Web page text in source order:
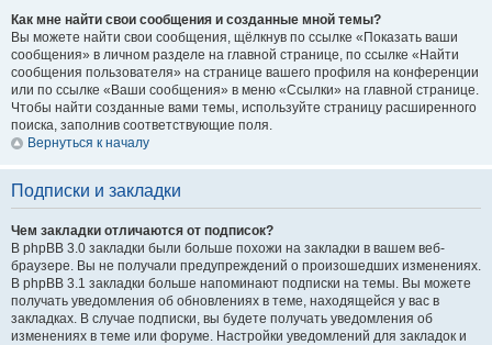
Как мне найти свои сообщения и созданные мной темы?
Вы можете найти свои сообщения, щёлкнув по ссылке «Показать ваши
сообщения» в личном разделе на главной странице, по ссылке «Найти
сообщения пользователя» на странице вашего профиля на конференции
или по ссылке «Ваши сообщения» в меню «Ссылки» на главной странице.
Чтобы найти созданные вами темы, используйте страницу расширенного
поиска, заполнив соответствующие поля.
Вернуться к началу
Подписки и закладки
Чем закладки отличаются от подписок?
В phpBB 3.0 закладки были больше похожи на закладки в вашем веб-
браузере. Вы не получали предупреждений о произошедших изменениях.
В phpBB 3.1 закладки больше напоминают подписки на темы. Вы можете
получать уведомления об обновлениях в теме, находящейся у вас в
закладках. В случае подписки, вы будете получать уведомления об
изменениях в теме или форуме. Настройки уведомлений для закладок и